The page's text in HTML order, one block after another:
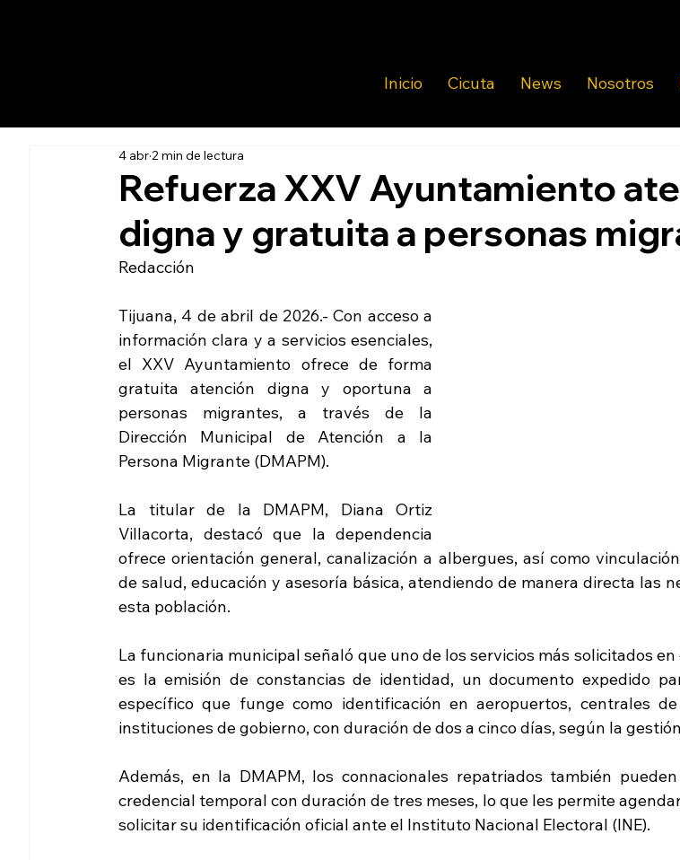
Inicio Cicuta News Nosotros
Refuerza XXV Ayuntamiento
digna y gratuita a personas
4 abr2 min de lectura
Redacción
Tijuana, 4 de abril de 2026.- Con acceso a
información clara y a servicios esenciales,
el XXV Ayuntamiento ofrece de forma
gratuita atención digna y oportuna a
personas migrantes, a través de la
Dirección Municipal de Atención a la
Persona Migrante (DMAPM).
La titular de la DMAPM, Diana Ortiz
Villacorta, destacó que la dependencia
ofrece orientación general, canalización a albergues, así como
de salud, educación y asesoría básica, atendiendo de manera directa las
esta población.
La funcionaria municipal señaló que uno de los servicios más solicitados
es la emisión de constancias de identidad, un documento expedido
específico que funge como identificación en aeropuertos, centrales
instituciones de gobierno, con duración de dos a cinco días, según la
Además, en la DMAPM, los connacionales repatriados también
credencial temporal con duración de tres meses, lo que les permite
solicitar su identificación oficial ante el Instituto Nacional Electoral (INE).